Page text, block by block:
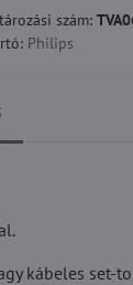
szám:
Philips
kábeles set-